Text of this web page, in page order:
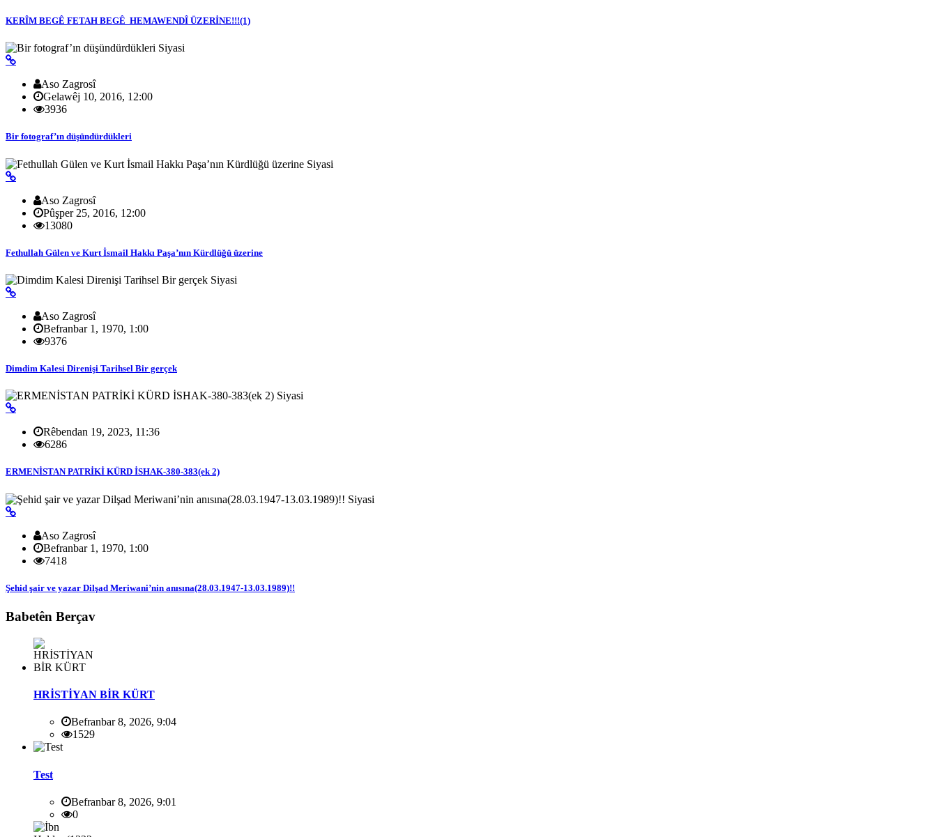
KERÎM BEGÊ FETAH BEGÊ HEMAWENDÎ ÜZERİNE!!!(1)
Siyasi
Aso Zagrosî
Gelawêj 10, 2016, 12:00
3936
Bir fotograf’ın düşündürdükleri
Siyasi
Aso Zagrosî
Pûşper 25, 2016, 12:00
13080
Fethullah Gülen ve Kurt İsmail Hakkı Paşa’nın Kürdlüğü üzerine
Siyasi
Aso Zagrosî
Befranbar 1, 1970, 1:00
9376
Dimdim Kalesi Direnişi Tarihsel Bir gerçek
Siyasi
Rêbendan 19, 2023, 11:36
6286
ERMENİSTAN PATRİKİ KÜRD İSHAK-380-383(ek 2)
Siyasi
Aso Zagrosî
Befranbar 1, 1970, 1:00
7418
Şehid şair ve yazar Dilşad Meriwani’nin anısına(28.03.1947-13.03.1989)!!
Babetên Berçav
HRİSTİYAN BİR KÜRT
Befranbar 8, 2026, 9:04
1529
Test
Befranbar 8, 2026, 9:01
0